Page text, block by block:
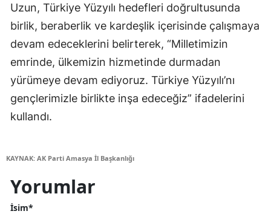
Uzun, Türkiye Yüzyılı hedefleri doğrultusunda
birlik, beraberlik ve kardeşlik içerisinde çalışmaya
devam edeceklerini belirterek, “Milletimizin
emrinde, ülkemizin hizmetinde durmadan
yürümeye devam ediyoruz. Türkiye Yüzyılı’nı
gençlerimizle birlikte inşa edeceğiz” ifadelerini
kullandı.
KAYNAK: AK Parti Amasya İl Başkanlığı
Yorumlar
İsim*